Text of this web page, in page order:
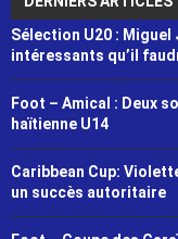
Sélection U20 : Miguel
intéressants qu’il
Foot – Amical : Deux
haïtienne U14
Caribbean Cup:
un succès autoritaire